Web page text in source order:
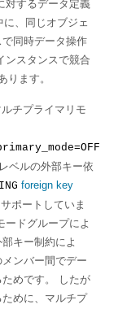
対するデータ定義
、同じオブジェ
同時データ操作
ンスタンスで競合
ります。
ルチプライマリモ
ベルの外部キー依
foreign key
ポートしていま
ードグループによ
キー制約によ
ンバー間でデー
めです。 したが
めに、マルチプ